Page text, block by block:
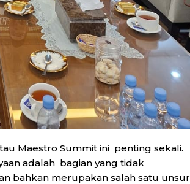
Maestro Summit ini penting sekali.
adalah bagian yang tidak
bahkan merupakan salah satu unsur